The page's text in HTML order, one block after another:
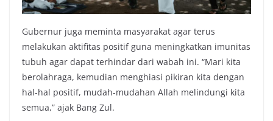
Gubernur juga meminta masyarakat agar terus
melakukan aktifitas positif guna meningkatkan imunitas
tubuh agar dapat terhindar dari wabah ini. “Mari kita
berolahraga, kemudian menghiasi pikiran kita dengan
hal-hal positif, mudah-mudahan Allah melindungi kita
semua,” ajak Bang Zul.